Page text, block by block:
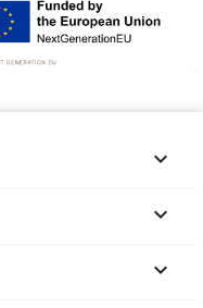


